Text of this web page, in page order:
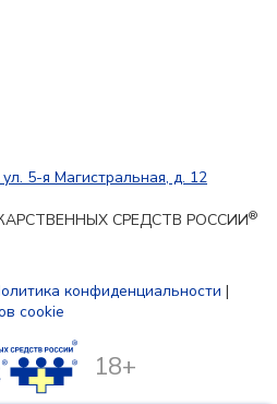
5-я Магистральная, д. 12
СРЕДСТВ РОССИИ®
конфиденциальности |
cookie
18+